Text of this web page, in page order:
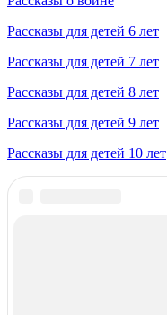
Рассказы для детей 6 лет
Рассказы для детей 7 лет
Рассказы для детей 8 лет
Рассказы для детей 9 лет
Рассказы для детей 10 лет